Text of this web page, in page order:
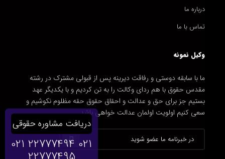
درباره ما
تماس با ما
وکیل نمونه
ما با سابقه دوستی و رفاقت دیرینه پس از قبولی مشترک در رشته
مقدس حقوق با هم ردای وکالت را به تن کردیم و با یکدیگر عهد
بستیم جز برای حق و عدالت و احقاق حقوق حقه مظلوم نکوشیم و
سعی کنیم اولویت اولمان عدالت خواهی باشد.
دریافت مشاوره حقوقی
021 22777494 021